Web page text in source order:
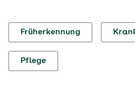
Früherkennung
Pflege